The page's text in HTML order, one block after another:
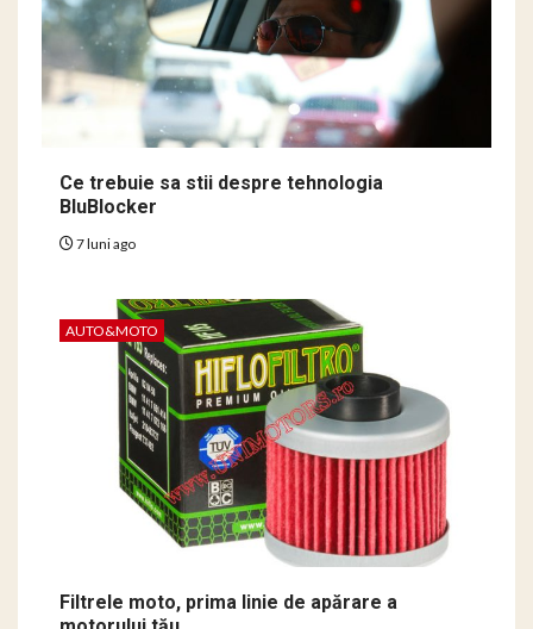
Ce trebuie sa stii despre tehnologia
BluBlocker
7 luni ago
AUTO&MOTO
Filtrele moto, prima linie de apărare a